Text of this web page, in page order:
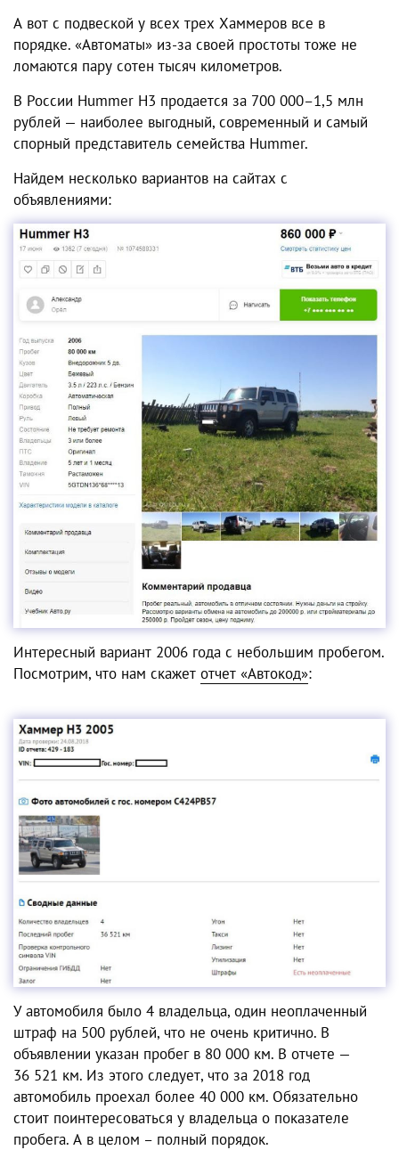
А вот с подвеской у всех трех Хаммеров все в
порядке. «Автоматы» из-за своей простоты тоже не
ломаются пару сотен тысяч километров.
В России Hummer H3 продается за 700 000–1,5 млн
рублей — наиболее выгодный, современный и самый
спорный представитель семейства Hummer.
Найдем несколько вариантов на сайтах с
объявлениями:
Интересный вариант 2006 года с небольшим пробегом.
Посмотрим, что нам скажет отчет «Автокод»:
У автомобиля было 4 владельца, один неоплаченный
штраф на 500 рублей, что не очень критично. В
объявлении указан пробег в 80 000 км. В отчете —
36 521 км. Из этого следует, что за 2018 год
автомобиль проехал более 40 000 км. Обязательно
стоит поинтересоваться у владельца о показателе
пробега. А в целом – полный порядок.